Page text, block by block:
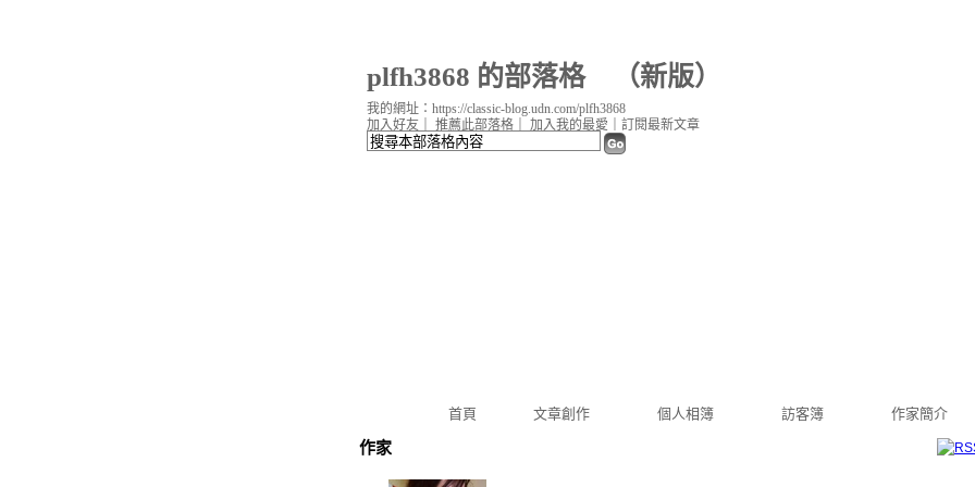
plfh3868 的部落格（新版）
首頁 文章創作 個人相簿 訪客簿 作家簡介
加入好友 推薦此部落格 加入我的最愛 訂閱最新文章
我的網址：https://classic-blog.udn.com/plfh3868
作家